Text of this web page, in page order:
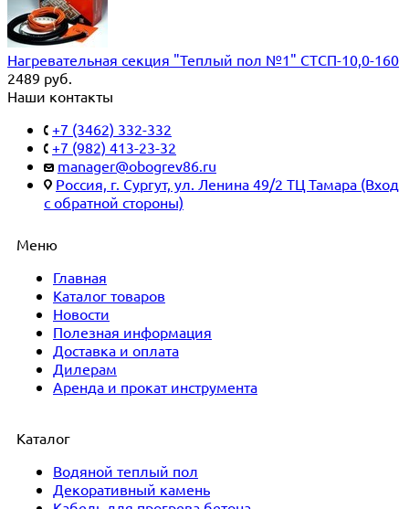
Нагревательная секция "Теплый пол №1" СТСП-10,0-160
2489 руб.
Наши контакты
+7 (3462) 332-332
+7 (982) 413-23-32
manager@obogrev86.ru
Россия, г. Сургут, ул. Ленина 49/2 ТЦ Тамара (Вход
с обратной стороны)
Меню
Главная
Каталог товаров
Новости
Полезная информация
Доставка и оплата
Дилерам
Аренда и прокат инструмента
Каталог
Водяной теплый пол
Декоративный камень